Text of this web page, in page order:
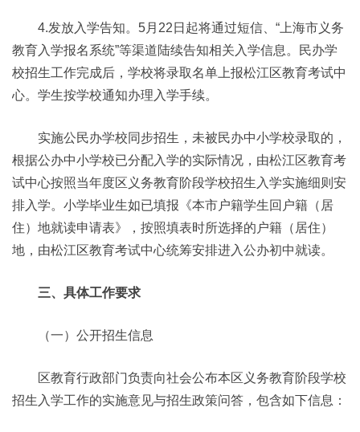
4.发放入学告知。5月22日起将通过短信、“上海市义务
教育入学报名系统”等渠道陆续告知相关入学信息。民办学
校招生工作完成后，学校将录取名单上报松江区教育考试中
心。学生按学校通知办理入学手续。
实施公民办学校同步招生，未被民办中小学校录取的，
根据公办中小学校已分配入学的实际情况，由松江区教育考
试中心按照当年度区义务教育阶段学校招生入学实施细则安
排入学。小学毕业生如已填报《本市户籍学生回户籍（居
住）地就读申请表》，按照填表时所选择的户籍（居住）
地，由松江区教育考试中心统筹安排进入公办初中就读。
三、具体工作要求
（一）公开招生信息
区教育行政部门负责向社会公布本区义务教育阶段学校
招生入学工作的实施意见与招生政策问答，包含如下信息：